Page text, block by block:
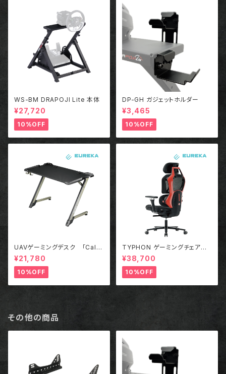
WS-BM DRAPOJI Lite 本体
¥27,720
10%OFF
DP-GH ガジェットホルダー
¥3,465
10%OFF
UAVゲーミングデスク 「Call
Of Duty コラボモデル」
¥21,780
10%OFF
TYPHON ゲーミングチェアー
RED
¥38,700
10%OFF
その他の商品